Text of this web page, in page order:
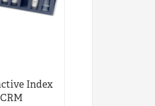
Index